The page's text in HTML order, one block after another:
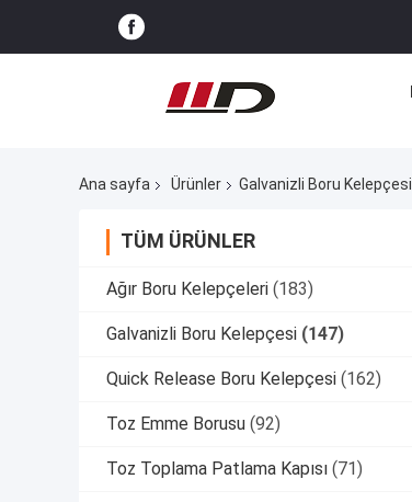
Ana sayfa Ürünler Galvanizli Boru Kelepçesi
TÜM ÜRÜNLER
Ağır Boru Kelepçeleri (183)
Galvanizli Boru Kelepçesi (147)
Quick Release Boru Kelepçesi (162)
Toz Emme Borusu (92)
Toz Toplama Patlama Kapısı (71)